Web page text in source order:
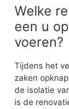
Welke
een u
voeren?
Tijdens het
zaken
de isolatie
is de